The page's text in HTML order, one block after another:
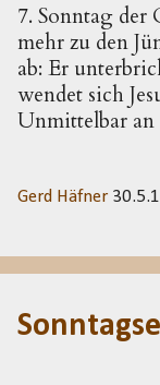
7. Sonntag der
mehr zu den
ab: Er
wendet sich
Unmittelbar an
Gebets zur
klärt sich auch
Rückkehr
Gerd Häfner